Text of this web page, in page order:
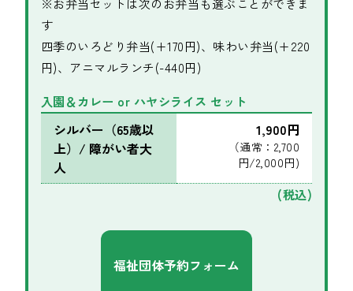
す
四季のいろどり弁当(+170円)、味わい弁当(+220
円)、アニマルランチ(-440円)
入園＆カレー or ハヤシライス セット
シルバー（65歳以
上）/ 障がい者大
人
1,900円
（通常：2,700
円/2,000円)
(税込)
福祉団体予約フォーム